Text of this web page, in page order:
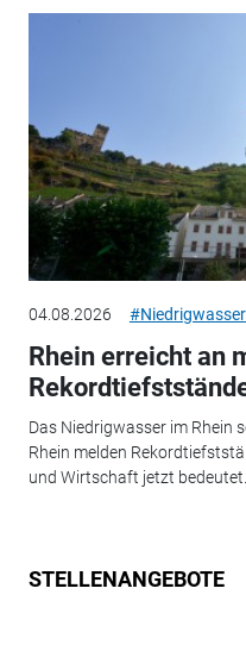
04.08.2026 #Niedrigwasser
Rhein erreicht an
Das Niedrigwasser im Rhein
Rhein melden
und Wirtschaft jetzt bedeutet.
STELLENANGEBOTE